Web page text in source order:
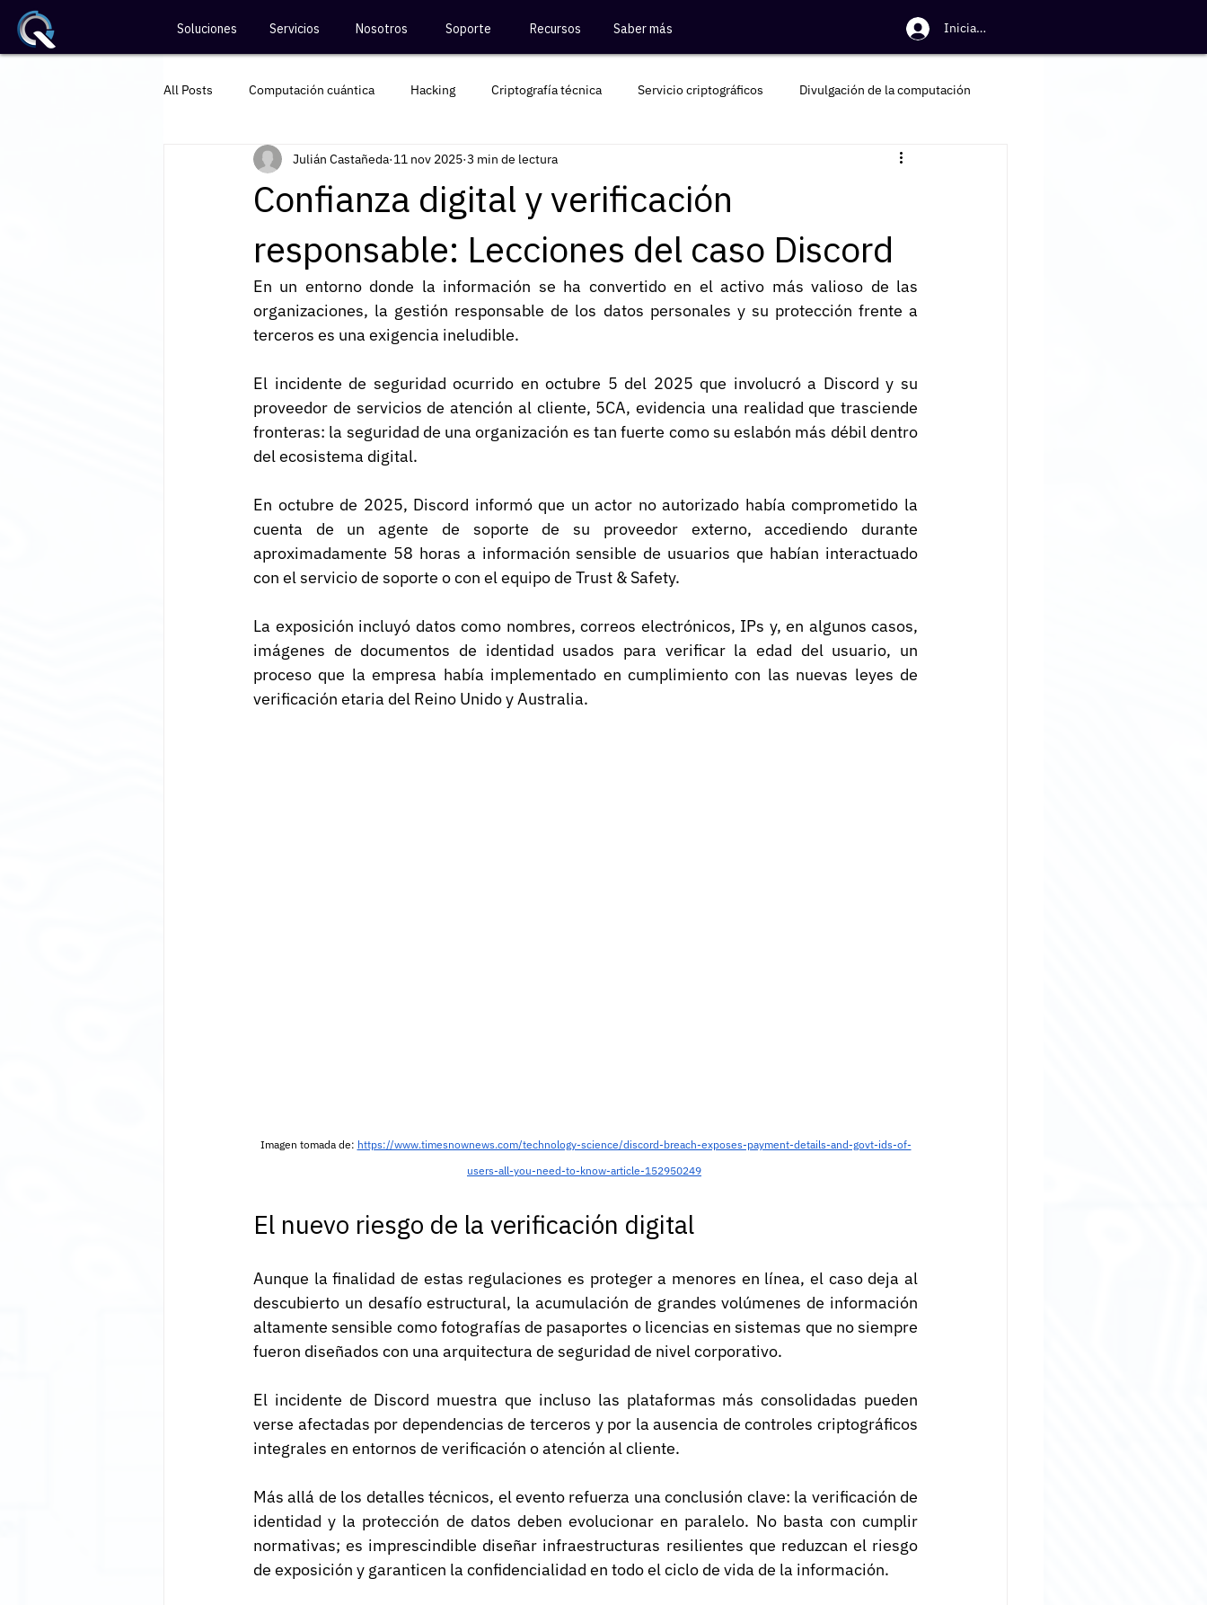
Soluciones Servicios Nosotros Soporte Recursos Saber más Iniciar sesión
All Posts Computación cuántica Hacking Criptografía técnica Servicio criptográficos Divulgación de la computación
Divulgación de ciberseguridad Criptografía Colombia
Confianza digital y verificación
responsable: Lecciones del caso Discord
Julián Castañeda 11 nov 2025 3 min de lectura
En un entorno donde la información se ha convertido en el activo más valioso de las
organizaciones, la gestión responsable de los datos personales y su protección frente a
terceros es una exigencia ineludible.
El incidente de seguridad ocurrido en octubre 5 del 2025 que involucró a Discord y su
proveedor de servicios de atención al cliente, 5CA, evidencia una realidad que trasciende
fronteras: la seguridad de una organización es tan fuerte como su eslabón más débil dentro
del ecosistema digital.
En octubre de 2025, Discord informó que un actor no autorizado había comprometido la
cuenta de un agente de soporte de su proveedor externo, accediendo durante
aproximadamente 58 horas a información sensible de usuarios que habían interactuado
con el servicio de soporte o con el equipo de Trust & Safety.
La exposición incluyó datos como nombres, correos electrónicos, IPs y, en algunos casos,
imágenes de documentos de identidad usados para verificar la edad del usuario, un
proceso que la empresa había implementado en cumplimiento con las nuevas leyes de
verificación etaria del Reino Unido y Australia.
Imagen tomada de: https://www.timesnownews.com/technology-science/discord-breach-exposes-payment-details-and-govt-ids-of-
users-all-you-need-to-know-article-152950249
El nuevo riesgo de la verificación digital
Aunque la finalidad de estas regulaciones es proteger a menores en línea, el caso deja al
descubierto un desafío estructural, la acumulación de grandes volúmenes de información
altamente sensible como fotografías de pasaportes o licencias en sistemas que no siempre
fueron diseñados con una arquitectura de seguridad de nivel corporativo.
El incidente de Discord muestra que incluso las plataformas más consolidadas pueden
verse afectadas por dependencias de terceros y por la ausencia de controles criptográficos
integrales en entornos de verificación o atención al cliente.
Más allá de los detalles técnicos, el evento refuerza una conclusión clave: la verificación de
identidad y la protección de datos deben evolucionar en paralelo. No basta con cumplir
normativas; es imprescindible diseñar infraestructuras resilientes que reduzcan el riesgo
de exposición y garanticen la confidencialidad en todo el ciclo de vida de la información.